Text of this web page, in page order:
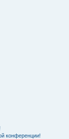
конференции!